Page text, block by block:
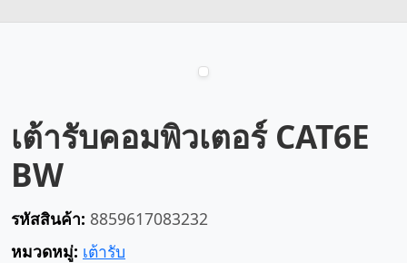
เต้ารับคอมพิวเตอร์ CAT6E
BW
รหัสสินค้า: 8859617083232
หมวดหมู่: เต้ารับ